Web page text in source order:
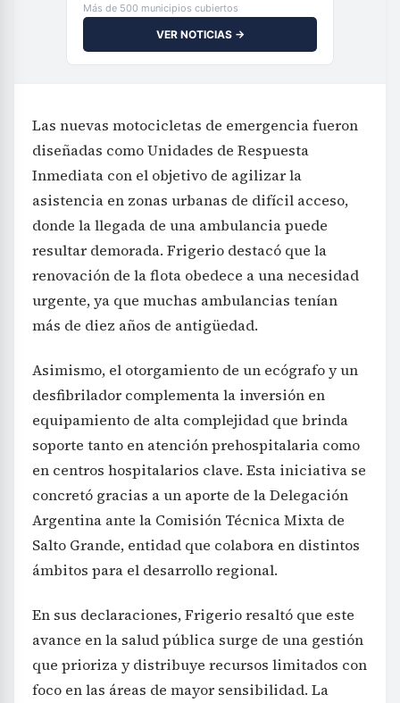
Más de 500 municipios cubiertos
VER NOTICIAS →
Las nuevas motocicletas de emergencia fueron
diseñadas como Unidades de Respuesta
Inmediata con el objetivo de agilizar la
asistencia en zonas urbanas de difícil acceso,
donde la llegada de una ambulancia puede
resultar demorada. Frigerio destacó que la
renovación de la flota obedece a una necesidad
urgente, ya que muchas ambulancias tenían
más de diez años de antigüedad.
Asimismo, el otorgamiento de un ecógrafo y un
desfibrilador complementa la inversión en
equipamiento de alta complejidad que brinda
soporte tanto en atención prehospitalaria como
en centros hospitalarios clave. Esta iniciativa se
concretó gracias a un aporte de la Delegación
Argentina ante la Comisión Técnica Mixta de
Salto Grande, entidad que colabora en distintos
ámbitos para el desarrollo regional.
En sus declaraciones, Frigerio resaltó que este
avance en la salud pública surge de una gestión
que prioriza y distribuye recursos limitados con
foco en las áreas de mayor sensibilidad. La